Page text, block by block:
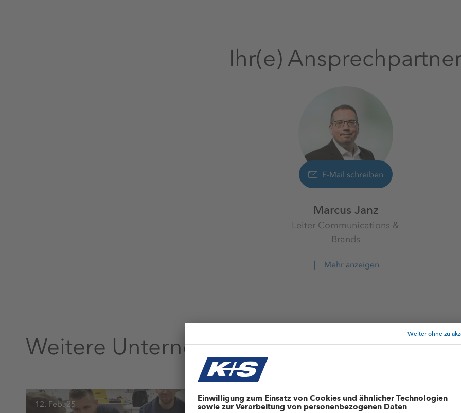
Ihr(e)
E-Mail schreiben
Marcus Janz
Leiter Communications &
Brands
K+S Aktiengesellschaft
Mehr anzeigen
Weitere Unternehmensnews
12. Feb. 25